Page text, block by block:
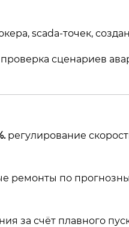
scada‑точек,
проверка сценариев
регулирование
ремонты по
за счёт плавного